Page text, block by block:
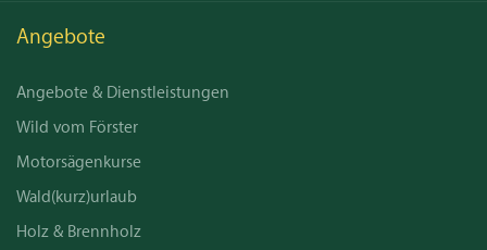
Angebote
Angebote & Dienstleistungen
Wild vom Förster
Motorsägenkurse
Wald(kurz)urlaub
Holz & Brennholz